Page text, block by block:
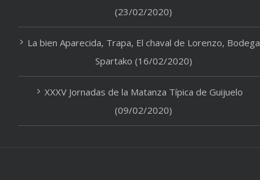
(23/02/2020)
La bien Aparecida, Trapa, El chaval de Lorenzo, Bodega
Spartako (16/02/2020)
XXXV Jornadas de la Matanza Típica de Guijuelo
(09/02/2020)